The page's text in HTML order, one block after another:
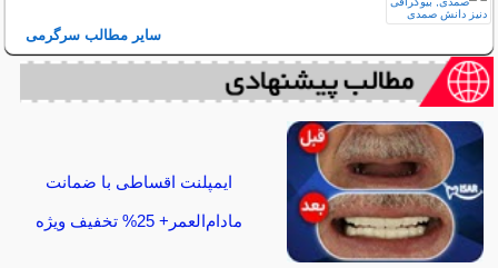
سایر مطالب سرگرمی
ایمپلنت اقساطی با ضمانت
مادام‌العمر+ 25% تخفیف ویژه